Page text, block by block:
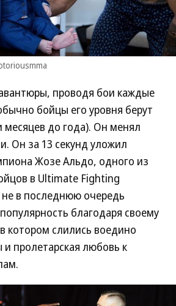
проводя бои каждые
бойцы его уровня берут
месяцев до года). Он менял
Он за 13 секунд уложил
Жозе Альдо, одного из
в Ultimate Fighting
в последнюю очередь
благодаря своему
слились воедино
пролетарская любовь к